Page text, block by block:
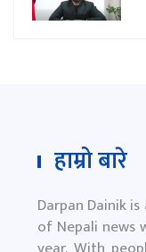
हाम्रो बारे
Darpan Dainik
of Nepali news